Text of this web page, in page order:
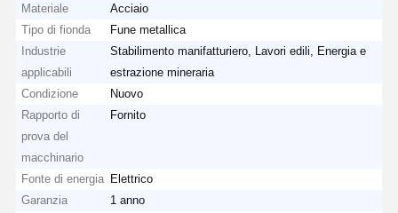
Materiale
Acciaio
Tipo di fionda
Fune metallica
Industrie
applicabili
Stabilimento manifatturiero, Lavori edili, Energia e
estrazione mineraria
Condizione
Nuovo
Rapporto di
prova del
macchinario
Fornito
Fonte di energia Elettrico
Garanzia
1 anno